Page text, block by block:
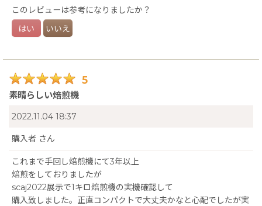
https://bigjo-works.com/coffeeroastery/
このレビューは参考になりましたか？
はい いいえ
5
素晴らしい焙煎機
2022.11.04 18:37
購入者 さん
これまで手回し焙煎機にて3年以上
焙煎をしておりましたが
scaj2022展示で1キロ焙煎機の実機確認して
購入致しました。正直コンパクトで大丈夫かなと心配でしたが実